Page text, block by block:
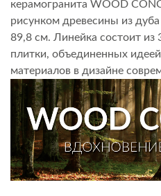
керамогранита WOOD
рисунком древесины из
89,8 см. Линейка состоит из
плитки, объединенных
материалов в дизайне